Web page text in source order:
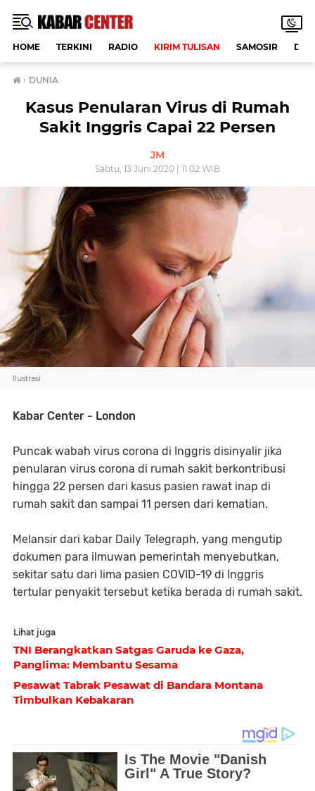
HOME TERKINI RADIO KIRIM TULISAN SAMOSIR
› DUNIA
Kasus Penularan Virus di Rumah
Sakit Inggris Capai 22 Persen
JM
Sabtu, 13 Juni 2020 | 11:02 WIB
Ilustrasi
Kabar Center - London
Puncak wabah virus corona di Inggris disinyalir jika
penularan virus corona di rumah sakit berkontribusi
hingga 22 persen dari kasus pasien rawat inap di
rumah sakit dan sampai 11 persen dari kematian.
Melansir dari kabar Daily Telegraph, yang mengutip
dokumen para ilmuwan pemerintah menyebutkan,
sekitar satu dari lima pasien COVID-19 di Inggris
tertular penyakit tersebut ketika berada di rumah sakit.
Lihat juga
TNI Berangkatkan Satgas Garuda ke Gaza,
Panglima: Membantu Sesama
Pesawat Tabrak Pesawat di Bandara Montana
Timbulkan Kebakaran